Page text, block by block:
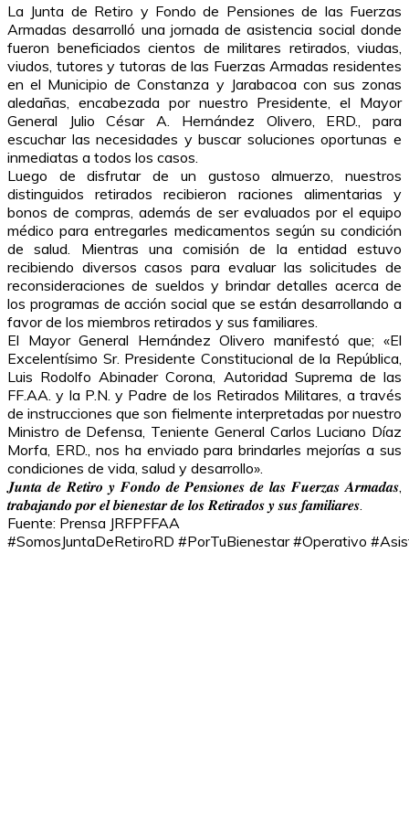
La Junta de Retiro y Fondo de Pensiones de las Fuerzas
Armadas desarrolló una jornada de asistencia social donde
fueron beneficiados cientos de militares retirados, viudas,
viudos, tutores y tutoras de las Fuerzas Armadas residentes
en el Municipio de Constanza y Jarabacoa con sus zonas
aledañas, encabezada por nuestro Presidente, el Mayor
General Julio César A. Hernández Olivero, ERD., para
escuchar las necesidades y buscar soluciones oportunas e
inmediatas a todos los casos.
Luego de disfrutar de un gustoso almuerzo, nuestros
distinguidos retirados recibieron raciones alimentarias y
bonos de compras, además de ser evaluados por el equipo
médico para entregarles medicamentos según su condición
de salud. Mientras una comisión de la entidad estuvo
recibiendo diversos casos para evaluar las solicitudes de
reconsideraciones de sueldos y brindar detalles acerca de
los programas de acción social que se están desarrollando a
favor de los miembros retirados y sus familiares.
El Mayor General Hernández Olivero manifestó que; «El
Excelentísimo Sr. Presidente Constitucional de la República,
Luis Rodolfo Abinader Corona, Autoridad Suprema de las
FF.AA. y la P.N. y Padre de los Retirados Militares, a través
de instrucciones que son fielmente interpretadas por nuestro
Ministro de Defensa, Teniente General Carlos Luciano Díaz
Morfa, ERD., nos ha enviado para brindarles mejorías a sus
condiciones de vida, salud y desarrollo».
𝑱𝒖𝒏𝒕𝒂 𝒅𝒆 𝑹𝒆𝒕𝒊𝒓𝒐 𝒚 𝑭𝒐𝒏𝒅𝒐 𝒅𝒆 𝑷𝒆𝒏𝒔𝒊𝒐𝒏𝒆𝒔 𝒅𝒆 𝒍𝒂𝒔 𝑭𝒖𝒆𝒓𝒛𝒂𝒔 𝑨𝒓𝒎𝒂𝒅𝒂𝒔,
𝒕𝒓𝒂𝒃𝒂𝒋𝒂𝒏𝒅𝒐 𝒑𝒐𝒓 𝒆𝒍 𝒃𝒊𝒆𝒏𝒆𝒔𝒕𝒂𝒓 𝒅𝒆 𝒍𝒐𝒔 𝑹𝒆𝒕𝒊𝒓𝒂𝒅𝒐𝒔 𝒚 𝒔𝒖𝒔 𝒇𝒂𝒎𝒊𝒍𝒊𝒂𝒓𝒆𝒔.
Fuente: Prensa JRFPFFAA
#SomosJuntaDeRetiroRD #PorTuBienestar #Operativo